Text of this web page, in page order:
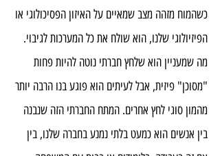
כשהמוח מזהה מצב שמאיים על האיזון הפסיכולוגי או
הפיזיולוגי שלנו, הוא שולח את כל המערכות לגיבוי.
מה שמעניין הוא שלחץ חברתי נוטה להיות פחות
"מסוכן" פיזית, אבל לעיתים הוא פוגע בנו הרבה יותר
מהמון סוגי לחץ אחרים. המתח החברתי הזה שנבנה
בין אנשים הוא כמעט בלתי נמנע בחברה שלנו, בין